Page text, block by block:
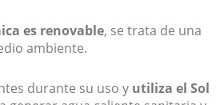
es renovable, se trata de una
ambiente.
durante su uso y utiliza el Sol